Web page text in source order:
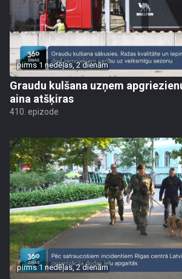
pirms 1 nedēļas, 2 dienām
Graudu kulšana uzņem
aina atšķiras
410. epizode
pirms 1 nedēļas, 2 dienām